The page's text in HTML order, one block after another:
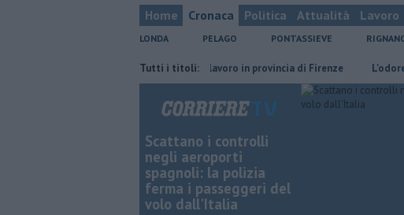
Home Cronaca Politica Attualità Lavoro
LONDA PELAGO PONTASSIEVE
Tutti i titoli:
​Tutte le offerte di lavoro in provincia di Firenze L'odore degli
Scattano i controlli
negli aeroporti
spagnoli: la polizia
ferma i passeggeri del
volo dall'Italia